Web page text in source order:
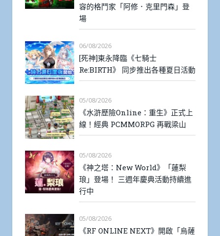
容的格鬥家「阿修．克里門森」登
場
06/08/2026
[死神]東永降臨《七騎士
Re:BIRTH》 同步推出各種夏日活動
05/08/2026
《水滸歷險Online：重生》正式上
線！經典 PCMMORPG 再戰梁山
05/08/2026
《神之塔：New World》「蓮梨
琅」登場！ 三週年慶典活動持續進
行中
05/08/2026
《RF ONLINE NEXT》開啟「烏薩